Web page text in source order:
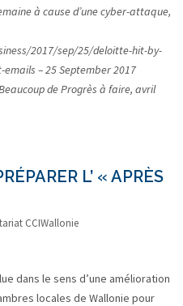
à cause d’une cyber-attaque,
2017/sep/25/deloitte-hit-by-
– 25 September 2017
de Progrès à faire, avril
L’ « APRÈS
CCIWallonie
dans le sens d’une amélioration
locales de Wallonie pour